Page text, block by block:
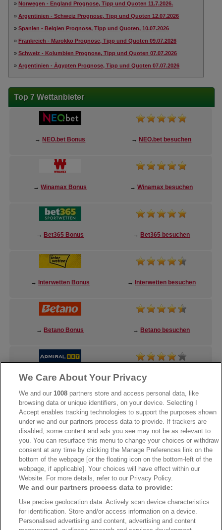
»Norwegen - England Prognose, Tipp und Quoten 11.7.2026.
»Argentinien - Schweiz Prognose, Tipp und Quoten 12.07.2026
»Spanien - Belgien Prognose, Tipp und Quoten, 10.07.2026
»Frankreich - Marokko Prognose, Tipp und Quoten 09.07.2026
»Schweiz - Kolumbien Prognose, Tipp und Quoten 07.07.2026
»Argentinien - Ägypten Prognose, Tipp und Quoten 07.07.2026
Top 7 Wettanbieter
→ NEO.bet Bonus → NEO.bet besuchen
→Winamax Bonus →Winamax besuchen
→ Bet365 Bonus → Bet365 besuchen
→ Interwetten Bonus → Interwetten besuchen
→ Betano Bonus → Betano besuchen
→AdmiralBet Bonus →AdmiralBet besuchen
→Bwin Bonus →Bwin besuchen
We Care About Your Privacy
We and our1008 partners store and access personal data, like
browsing data or unique identifiers, on your device. Selecting I
Accept enables tracking technologies to support the purposes shown
under we and our partners process data to provide. If trackers are
disabled, some content and ads you see may not be as relevant to
you. You can resurface this menu to change your choices or withdraw
consent at any time by clicking the Manage Preferences link on the
bottom of the webpage [or the floating icon on the bottom-left of the
webpage, if applicable]. Your choices will have effect within our
Website. For more details, refer to our Privacy Policy.
We and our partners process data to provide:
Use precise geolocation data. Actively scan device characteristics
for identification. Store and/or access information on a device.
Personalised advertising and content, advertising and content